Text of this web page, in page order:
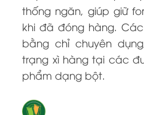
thống ngăn, giúp giữ
khi đã đóng hàng.
bằng chỉ chuyên
trạng xì hàng tại các
phẩm dạng bột.